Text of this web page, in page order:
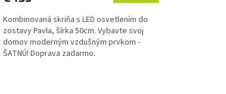
M
Kombinovaná skriňa s LED osvetlením do
zostavy Pavla, šírka 50cm. Vybavte svoj
domov moderným vzdušným prvkom -
ŠATNÚ! Doprava zadarmo.